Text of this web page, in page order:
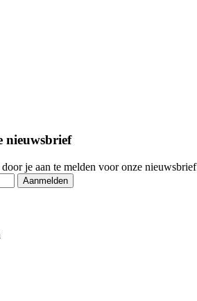
nieuwsbrief
je aan te melden voor onze nieuwsbrief
Aanmelden